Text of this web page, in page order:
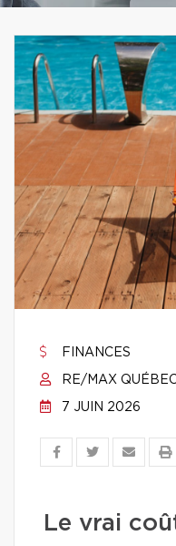
FINANCES
RE/MAX
7 JUIN 2026
Le vrai